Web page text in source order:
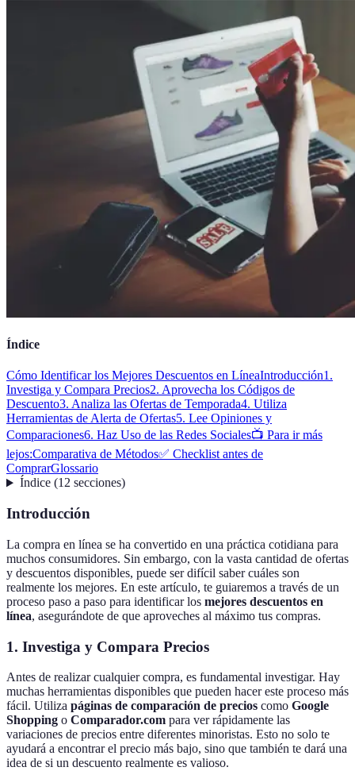
Índice
Cómo Identificar los Mejores Descuentos en LíneaIntroducción1.
Investiga y Compara Precios2. Aprovecha los Códigos de
Descuento3. Analiza las Ofertas de Temporada4. Utiliza
Herramientas de Alerta de Ofertas5. Lee Opiniones y
Comparaciones6. Haz Uso de las Redes Sociales📺 Para ir más
lejos:Comparativa de Métodos✅ Checklist antes de
ComprarGlossario
Índice(12 secciones)
Introducción
La compra en línea se ha convertido en una práctica cotidiana para
muchos consumidores. Sin embargo, con la vasta cantidad de ofertas
y descuentos disponibles, puede ser difícil saber cuáles son
realmente los mejores. En este artículo, te guiaremos a través de un
proceso paso a paso para identificar los mejores descuentos en
línea, asegurándote de que aproveches al máximo tus compras.
1. Investiga y Compara Precios
Antes de realizar cualquier compra, es fundamental investigar. Hay
muchas herramientas disponibles que pueden hacer este proceso más
fácil. Utiliza páginas de comparación de precios como Google
Shopping o Comparador.com para ver rápidamente las
variaciones de precios entre diferentes minoristas. Esto no solo te
ayudará a encontrar el precio más bajo, sino que también te dará una
idea de si un descuento realmente es valioso.